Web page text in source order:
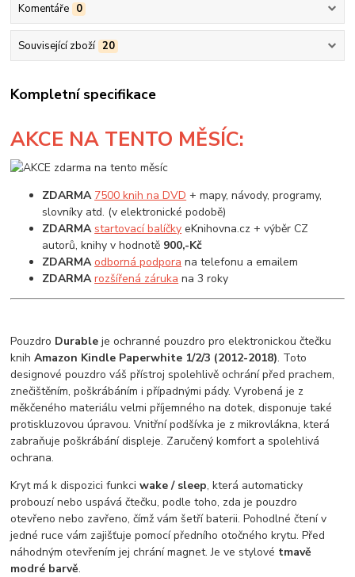
Komentáře 0
Související zboží 20
Kompletní specifikace
AKCE NA TENTO MĚSÍC:
ZDARMA 7500 knih na DVD + mapy, návody, programy,
slovníky atd. (v elektronické podobě)
ZDARMA startovací balíčky eKnihovna.cz + výběr CZ
autorů, knihy v hodnotě 900,-Kč
ZDARMA odborná podpora na telefonu a emailem
ZDARMA rozšířená záruka na 3 roky
Pouzdro Durableje ochranné pouzdro pro elektronickou čtečku
knihAmazon Kindle Paperwhite 1/2/3 (2012-2018). Toto
designové pouzdro váš přístroj spolehlivě ochrání před prachem,
znečištěním, poškrábáním i případnými pády. Vyrobená je z
měkčeného materiálu velmi příjemného na dotek, disponuje také
protiskluzovou úpravou. Vnitřní podšívka je z mikrovlákna, která
zabraňuje poškrábání displeje. Zaručený komfort a spolehlivá
ochrana.
Kryt má k dispozici funkciwake / sleep, která automaticky
probouzí nebo uspává čtečku, podle toho, zda je pouzdro
otevřeno nebo zavřeno, čímž vám šetří baterii. Pohodlné čtení v
jedné ruce vám zajišťuje pomocí předního otočného krytu. Před
náhodným otevřením jej chrání magnet. Je ve stylové tmavě
modré barvě.